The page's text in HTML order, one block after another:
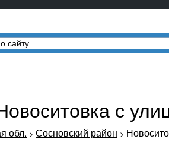
с
обл. > Сосновский район >